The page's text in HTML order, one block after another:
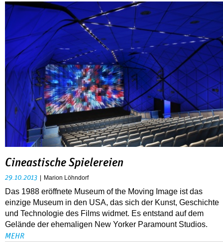
Cineastische Spielereien
29.10.2013 Marion Löhndorf
Das 1988 eröffnete Museum of the Moving Image ist das
einzige Museum in den USA, das sich der Kunst, Geschichte
und Technologie des Films widmet. Es entstand auf dem
Gelände der ehemaligen New Yorker Paramount Studios.
MEHR